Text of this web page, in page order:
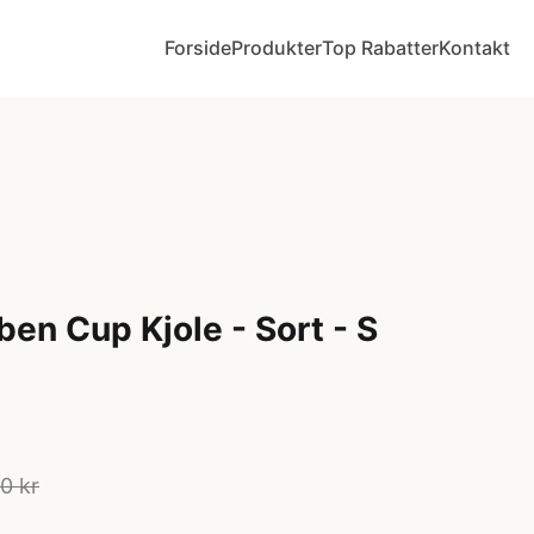
ForsideProdukterTop RabatterKontakt
Cup Kjole - Sort - S
kr